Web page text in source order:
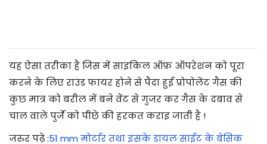
यह ऐसा तरीका है जिस में साइकिल ऑफ़ ऑपरेशन को पूरा
करने के लिए राउंड फायर होने से पैदा हुई प्रोपोलेंट गैस की
कुछ मात्र को बरील में बने वेंट से गुजर कर गैस के दबाव से
चाल वाले पुर्जे को पीछे की हरकत कराइ जाती है !
जरुर पढ़े :51 mm मोर्टार तथा इसके डायल साईट के बेसिक